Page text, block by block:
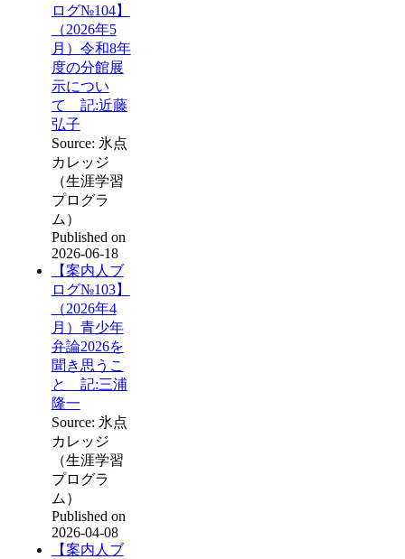
ログ№104】
（2026年5
月）令和8年
度の分館展
示につい
て 記:近藤
弘子
Source: 氷点
カレッジ
（生涯学習
プログラ
ム）
Published on
2026-06-18
【案内人ブ
ログ№103】
（2026年4
月）青少年
弁論2026を
聞き思うこ
と 記:三浦
隆一
Source: 氷点
カレッジ
（生涯学習
プログラ
ム）
Published on
2026-04-08
【案内人ブ